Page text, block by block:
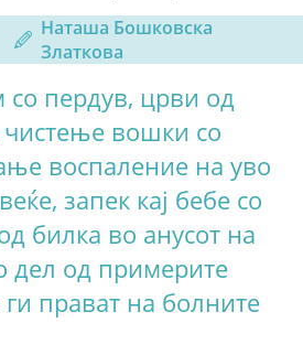
Наташа Бошковска
Златкова
пердув, црви од
вошки со
воспаление на уво
запек кај бебе со
билка во анусот на
дел од примерите
прават на болните